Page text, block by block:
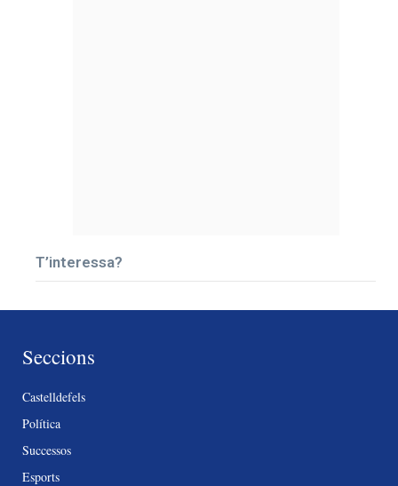
T’interessa?
Seccions
Castelldefels
Política
Successos
Esports